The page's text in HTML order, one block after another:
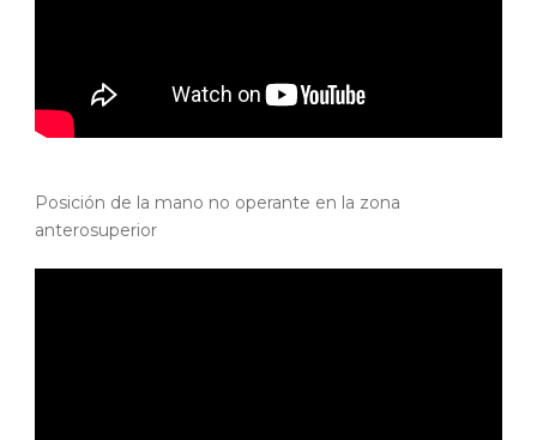
Posición de la mano no operante en la zona
anterosuperior